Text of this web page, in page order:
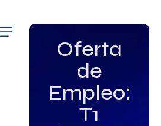
Oferta
de
Empleo:
T1